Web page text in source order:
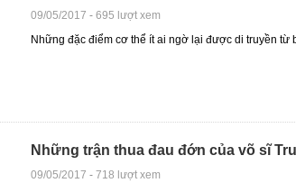
09/05/2017 - 695 lượt xem
Những đặc điểm cơ thể ít ai ngờ lại được di truyền từ
Những trận thua đau đớn của võ sĩ
09/05/2017 - 718 lượt xem